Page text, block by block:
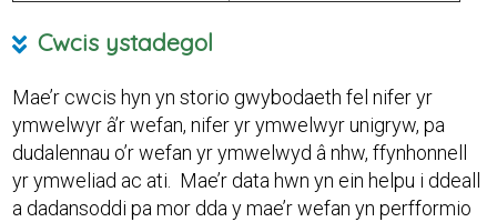
Cwcis ystadegol
Mae’r cwcis hyn yn storio gwybodaeth fel nifer yr
ymwelwyr â’r wefan, nifer yr ymwelwyr unigryw, pa
dudalennau o’r wefan yr ymwelwyd â nhw, ffynhonnell
yr ymweliad ac ati. Mae’r data hwn yn ein helpu i ddeall
a dadansoddi pa mor dda y mae’r wefan yn perfformio